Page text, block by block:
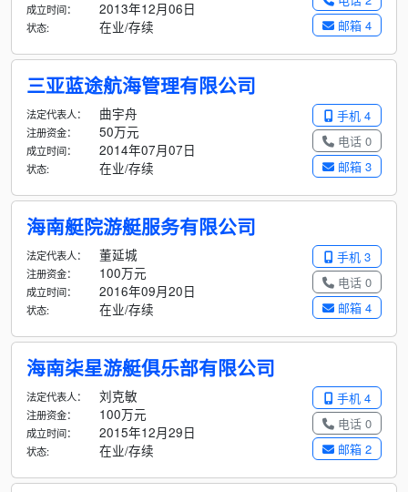
邮箱 4
成立时间： 2013年12月06日
状态: 在业/存续
三亚蓝途航海管理有限公司
手机 4
电话 0
邮箱 3
法定代表人： 曲宇舟
注册资金： 50万元
成立时间： 2014年07月07日
状态: 在业/存续
海南艇院游艇服务有限公司
手机 3
电话 0
邮箱 4
法定代表人： 董延城
注册资金： 100万元
成立时间： 2016年09月20日
状态: 在业/存续
海南柒星游艇俱乐部有限公司
手机 4
电话 0
邮箱 2
法定代表人： 刘克敏
注册资金： 100万元
成立时间： 2015年12月29日
状态: 在业/存续